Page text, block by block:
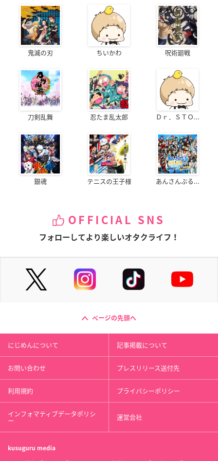
鬼滅の刃 ちいかわ 呪術廻戦
刀剣乱舞 忍たま乱太郎 Ｄｒ．ＳＴＯ...
銀魂 テニスの王子様 あんさんぶる...
OFFICIAL SNS
フォローしてより楽しいオタクライフ！
ページの先頭へ
にじめんについて 記事掲載について
お問い合わせ プレスリリース送付先
利用規約 プライバシーポリシー
インフォマティブデータポリシ
ー 運営会社
kusuguru media